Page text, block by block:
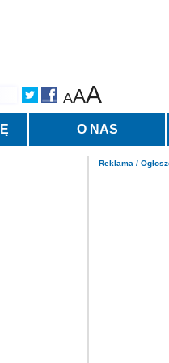
AAA
O NAS
Reklama /